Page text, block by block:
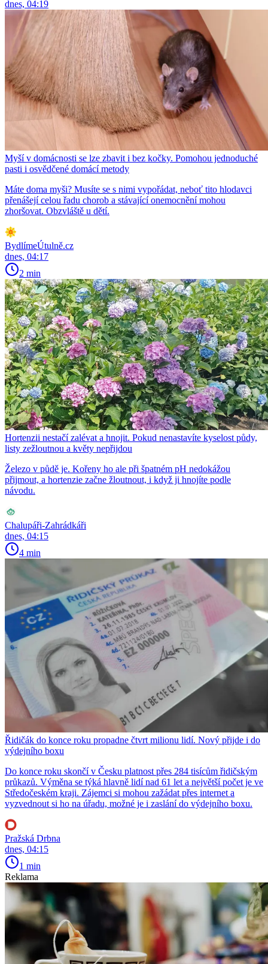
dnes, 04:19
Myší v domácnosti se lze zbavit i bez kočky. Pomohou jednoduché
pasti i osvědčené domácí metody
Máte doma myši? Musíte se s nimi vypořádat, neboť tito hlodavci
přenášejí celou řadu chorob a stávající onemocnění mohou
zhoršovat. Obzvláště u dětí.
BydlímeÚtulně.cz
dnes, 04:17
2 min
Hortenzii nestačí zalévat a hnojit. Pokud nenastavíte kyselost půdy,
listy zežloutnou a květy nepřijdou
Železo v půdě je. Kořeny ho ale při špatném pH nedokážou
přijmout, a hortenzie začne žloutnout, i když ji hnojíte podle
návodu.
Chalupáři-Zahrádkáři
dnes, 04:15
4 min
Řidičák do konce roku propadne čtvrt milionu lidí. Nový přijde i do
výdejního boxu
Do konce roku skončí v Česku platnost přes 284 tisícům řidičským
průkazů. Výměna se týká hlavně lidí nad 61 let a největší počet je ve
Středočeském kraji. Zájemci si mohou zažádat přes internet a
vyzvednout si ho na úřadu, možné je i zaslání do výdejního boxu.
Pražská Drbna
dnes, 04:15
1 min
Reklama